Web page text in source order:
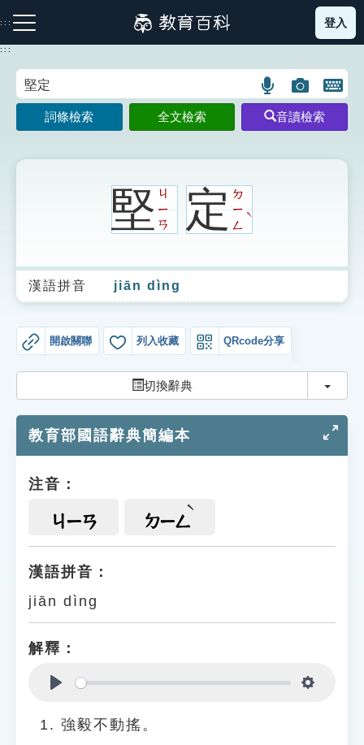
到
主
:::
注音索引圖示 筆畫索引圖示 部首索引表圖示
生字詞彙表
成語故事
索引選單
單字索引
遊戲專區
貓頭鷹博士
登入
:::
語
言
搜
圖
片
搜
開
鍵
圖
詞條檢索 全文檢索 音讀檢索
堅ㄐ
ㄧ
ㄢ
定ㄉ
ㄧ
ㄥ
ˋ
漢語拼音 jiān dìng
開啟關聯 列入收藏 QRcode分享
切換辭典 切換
教育部國語辭典簡編本
注音：
ㄐㄧㄢ ㄉㄧㄥ
漢語拼音：
jiān dìng
解釋：
強毅不動搖。